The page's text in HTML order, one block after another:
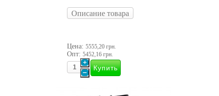
Описание товара
Цена: 5555,20 грн.
Опт: 5452,16 грн.